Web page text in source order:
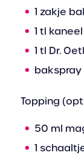
1 zakje
1 tl kaneel
1 tl Dr.
bakspray
Topping
50 ml
1